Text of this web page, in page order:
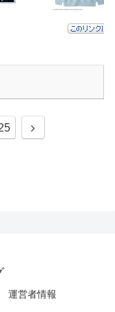
次
運営者情報